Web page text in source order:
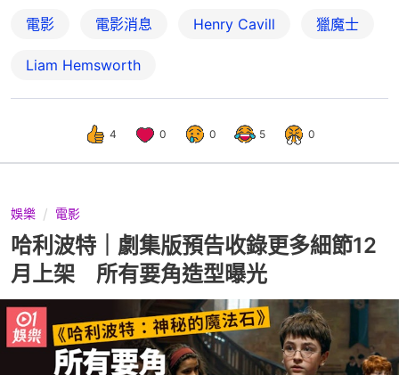
電影 電影消息 Henry Cavill 獵魔士
Liam Hemsworth
4 0 0 5 0
娛樂 電影
哈利波特｜劇集版預告收錄更多細節12
月上架 所有要角造型曝光